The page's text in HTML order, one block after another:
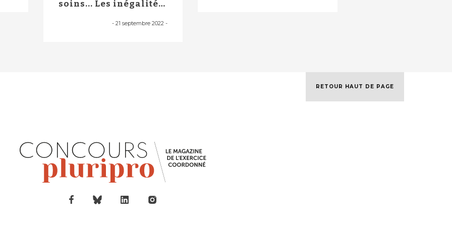
soins... Les inégalités
-21 septembre 2022 -
RETOUR HAUT DE PAGE